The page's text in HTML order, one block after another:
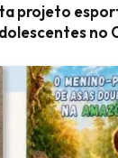
projeto
no